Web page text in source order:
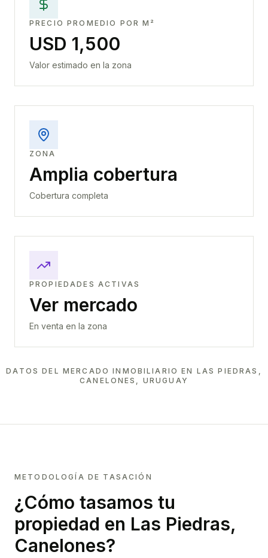
PRECIO PROMEDIO POR M²
USD 1,500
Valor estimado en la zona
ZONA
Amplia cobertura
Cobertura completa
PROPIEDADES ACTIVAS
Ver mercado
En venta en la zona
DATOS DEL MERCADO INMOBILIARIO EN LAS PIEDRAS,
CANELONES, URUGUAY
METODOLOGÍA DE TASACIÓN
¿Cómo tasamos tu
propiedad en Las Piedras,
Canelones?